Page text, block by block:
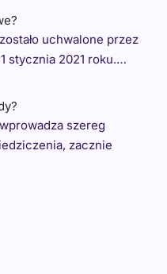
uchwalone przez
stycznia 2021 roku.…
szereg
zacznie